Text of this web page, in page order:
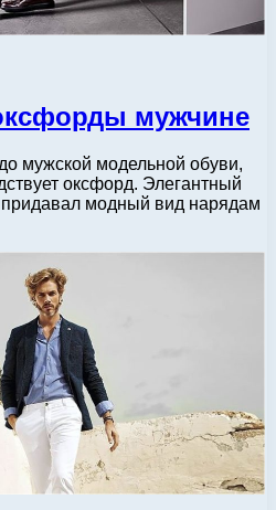
мужчине
мужской модельной обуви,
оксфорд. Элегантный
придавал модный вид нарядам